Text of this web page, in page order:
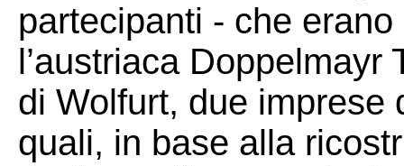
partecipanti - che
l’austriaca Doppelmayr
di Wolfurt, due imprese
quali, in base alla